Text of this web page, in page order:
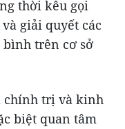
thời kêu gọi
giải quyết các
bình trên cơ sở
chính trị và kinh
biệt quan tâm